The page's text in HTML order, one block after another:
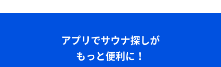
アプリでサウナ探しが
もっと便利に！